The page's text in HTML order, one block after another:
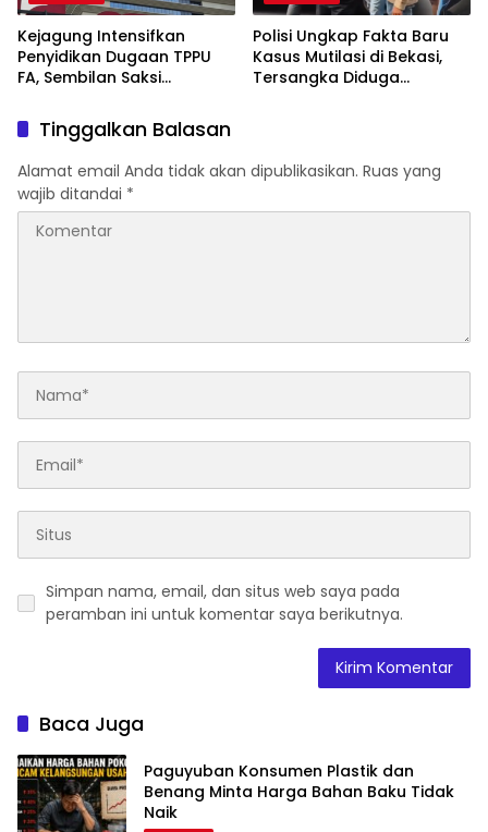
Kejagung Intensifkan
Penyidikan Dugaan TPPU
FA, Sembilan Saksi
Ditelusuri
Polisi Ungkap Fakta Baru
Kasus Mutilasi di Bekasi,
Tersangka Diduga
Tinggalkan Balasan
Alamat email Anda tidak akan dipublikasikan. Ruas yang
wajib ditandai *
Simpan nama, email, dan situs web saya pada
peramban ini untuk komentar saya berikutnya.
Baca Juga
Paguyuban Konsumen Plastik dan
Benang Minta Harga Bahan Baku Tidak
Naik